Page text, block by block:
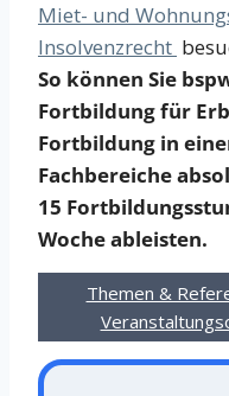
Miet- und
Insolvenzrecht
So können Sie
Fortbildung für
Fortbildung in
Fachbereiche
15
Woche ableisten.
Themen &